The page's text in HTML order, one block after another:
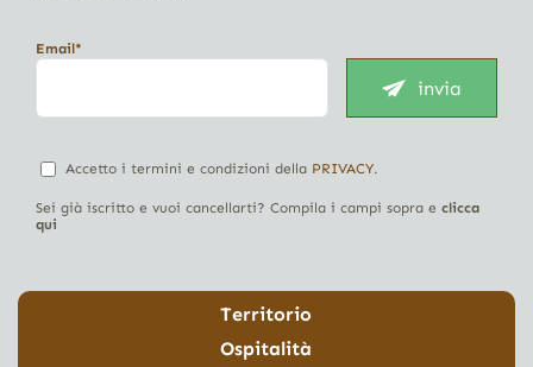
Email*
invia
Accetto i termini e condizioni della PRIVACY.
Sei già iscritto e vuoi cancellarti? Compila i campi sopra e clicca
qui
Territorio
Ospitalità